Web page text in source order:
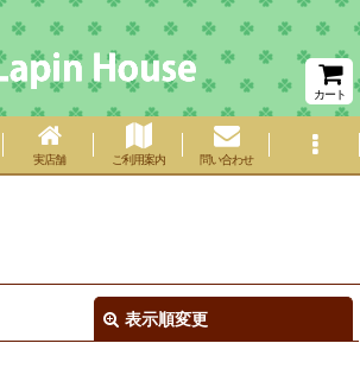
カート
実店舗 ご利用案内 問い合わせ
表示順変更